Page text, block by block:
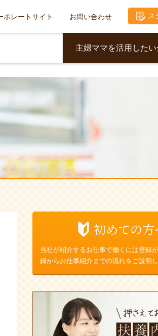
ポレートサイト お問い合わせ ス
主婦ママを活用した
初めての方
当社が紹介するお仕事で働くには登録
録からお仕事紹介までの流れをご説明